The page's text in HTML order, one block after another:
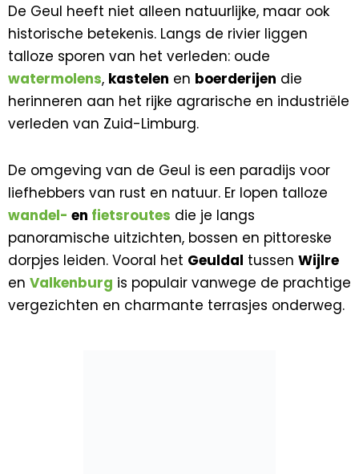
De Geul heeft niet alleen natuurlijke, maar ook
historische betekenis. Langs de rivier liggen
talloze sporen van het verleden: oude
watermolens, kastelen en boerderijen die
herinneren aan het rijke agrarische en industriële
verleden van Zuid-Limburg.
De omgeving van de Geul is een paradijs voor
liefhebbers van rust en natuur. Er lopen talloze
wandel- en fietsroutes die je langs
panoramische uitzichten, bossen en pittoreske
dorpjes leiden. Vooral het Geuldal tussen Wijlre
en Valkenburg is populair vanwege de prachtige
vergezichten en charmante terrasjes onderweg.